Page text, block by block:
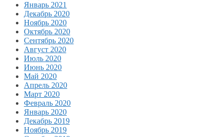
Январь 2021
Декабрь 2020
Ноябрь 2020
Октябрь 2020
Сентябрь 2020
Август 2020
Июль 2020
Июнь 2020
Май 2020
Апрель 2020
Март 2020
Февраль 2020
Январь 2020
Декабрь 2019
Ноябрь 2019